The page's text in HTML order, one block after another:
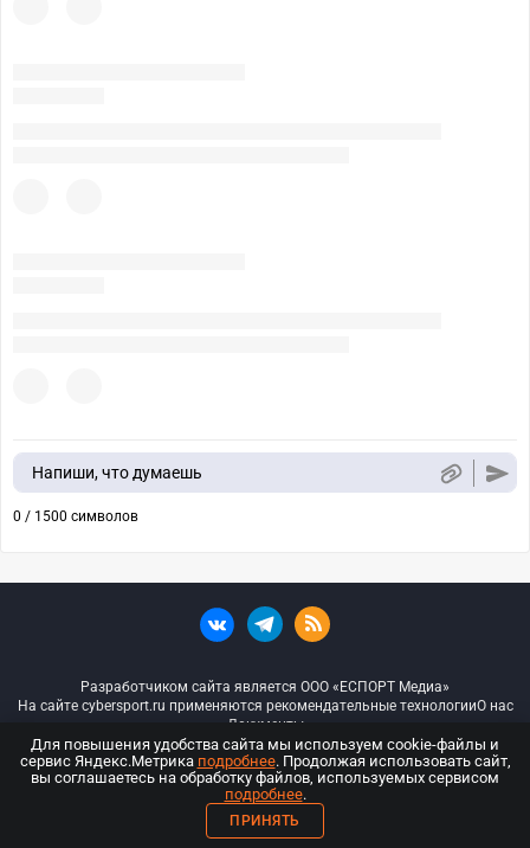
Напиши, что думаешь
0 / 1500 символов
Разработчиком сайта является ООО «ЕСПОРТ Медиа»
На сайте cybersport.ru применяются рекомендательные технологииО нас
Документы
© ООО «Киберспорт.ру» — Все права защищены
18+
ООО «Киберспорт.ру». Свидетельство о регистрации средств массовой
Для повышения удобства сайта мы используем cookie-файлы и
сервис Яндекс.Метрика подробнее. Продолжая использовать сайт,
вы соглашаетесь на обработку файлов, используемых сервисом
подробнее.
ПРИНЯТЬ